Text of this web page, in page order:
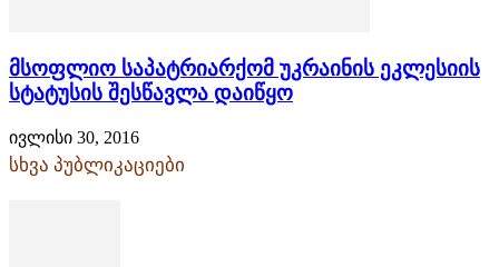
მსოფლიო საპატრიარქომ უკრაინის ეკლესიის
სტატუსის შესწავლა დაიწყო
ივლისი 30, 2016
სხვა პუბლიკაციები